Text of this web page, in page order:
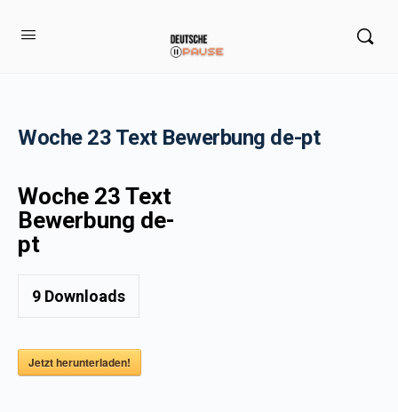
Woche 23 Text Bewerbung de-pt
Woche 23 Text
Bewerbung de-
pt
9 Downloads
Jetzt herunterladen!